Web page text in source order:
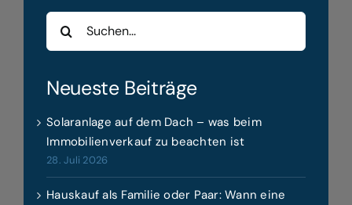
Suche
nach:
Neueste Beiträge
Solaranlage auf dem Dach – was beim
Immobilienverkauf zu beachten ist
28. Juli 2026
Hauskauf als Familie oder Paar: Wann eine